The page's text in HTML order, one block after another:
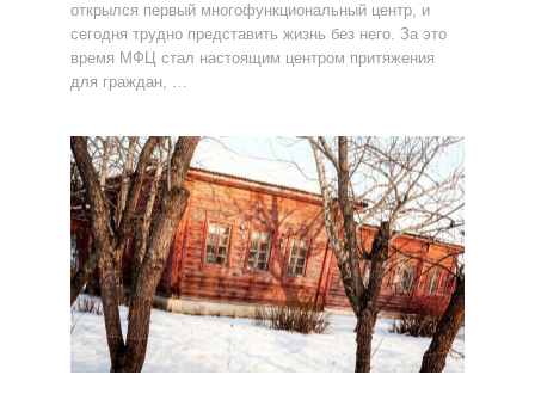
открылся первый многофункциональный центр, и
сегодня трудно представить жизнь без него. За это
время МФЦ стал настоящим центром притяжения
для граждан, …